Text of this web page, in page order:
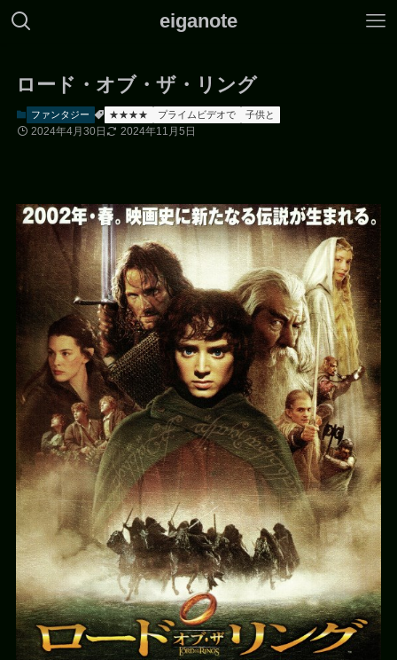
eiganote
ロード・オブ・ザ・リング
ファンタジー ★★★★ プライムビデオで 子供と
2024年4月30日 2024年11月5日